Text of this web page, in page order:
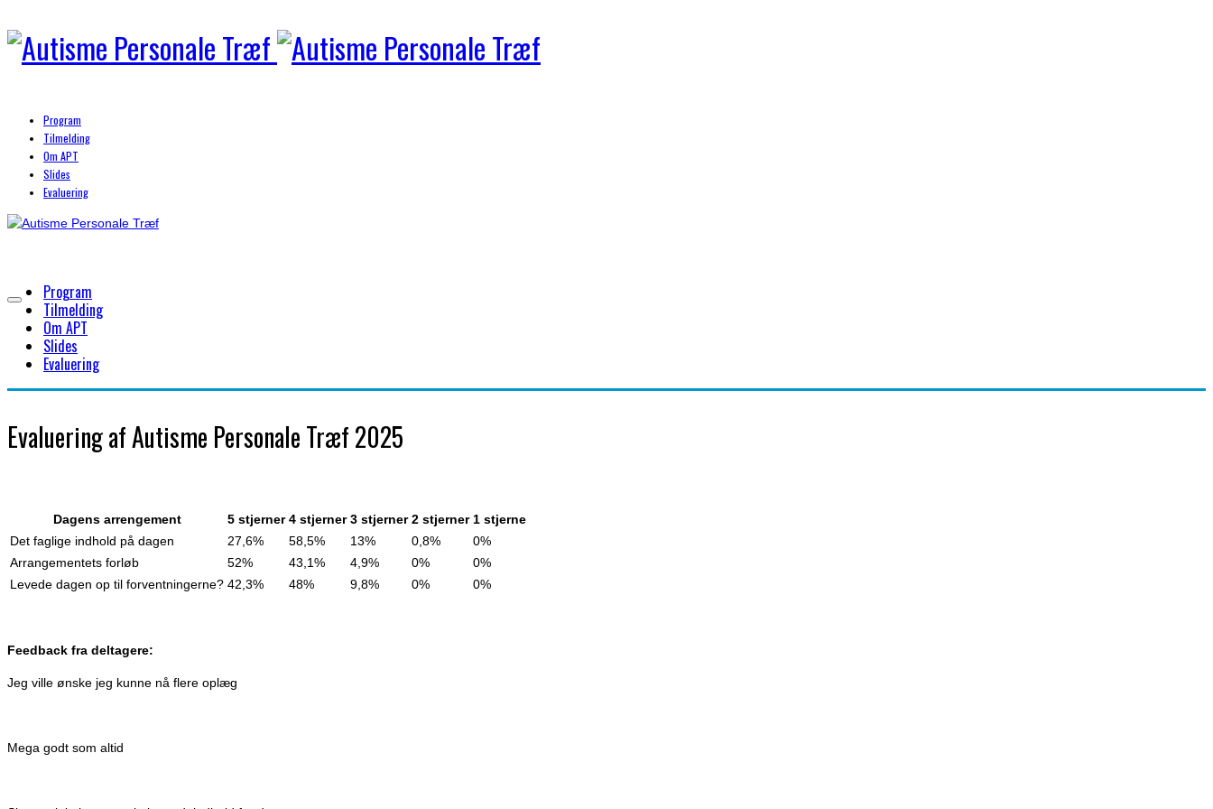
Program
Tilmelding
Om APT
Slides
Evaluering
Program
Tilmelding
Om APT
Slides
Evaluering
Evaluering af Autisme Personale Træf 2025
Dagens arrengement 5 stjerner 4 stjerner 3 stjerner 2 stjerner 1 stjerne
Det faglige indhold på dagen
27,6% 58,5% 13% 0,8%
0%
Arrangementets forløb
52% 43,1% 4,9% 0%
0%
Levede dagen op til forventningerne? 42,3% 48% 9,8% 0% 0%
Feedback fra deltagere:
Jeg ville ønske jeg kunne nå flere oplæg
Mega godt som altid